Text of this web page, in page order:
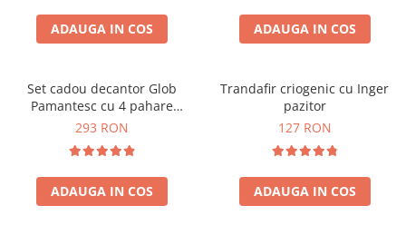
Cadouri Fete
Pentru Copilul din tine
Cadouri de Casa Noua
Cadouri Majorat
Cadouri pentru Nasi
Cadouri pentru Bunici
Cadouri pentru Prieteni
Cani si Termosuri
Jocuri si Puzzle
Seturi de caligrafie
Cadouri Sfantul Alexandru
Cadouri Constantin si Elena
Cadouri Sfanta Maria
Cadouri Sfintii Mihail si Gavriil
ADAUGA IN COS ADAUGA IN COS
Set cadou decantor Glob
Pamantesc cu 4 pahare
Deluxe
293 RON
ADAUGA IN COS
Trandafir criogenic cu Inger
pazitor
127 RON
ADAUGA IN COS